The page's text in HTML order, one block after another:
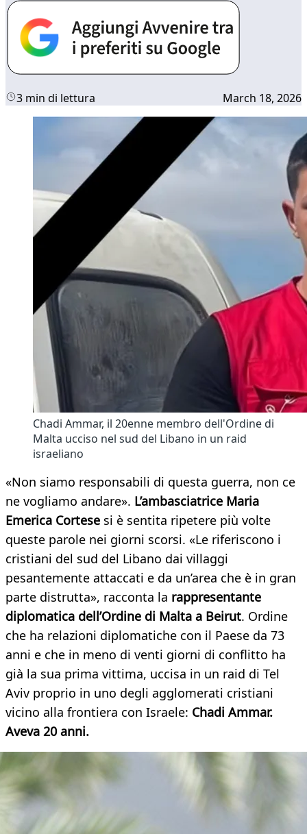
3 min di lettura March 18, 2026
Chadi Ammar, il 20enne membro dell'Ordine di
Malta ucciso nel sud del Libano in un raid
israeliano
«Non siamo responsabili di questa guerra, non ce
ne vogliamo andare». L’ambasciatrice Maria
Emerica Cortese si è sentita ripetere più volte
queste parole nei giorni scorsi. «Le riferiscono i
cristiani del sud del Libano dai villaggi
pesantemente attaccati e da un’area che è in gran
parte distrutta», racconta la rappresentante
diplomatica dell’Ordine di Malta a Beirut. Ordine
che ha relazioni diplomatiche con il Paese da 73
anni e che in meno di venti giorni di conflitto ha
già la sua prima vittima, uccisa in un raid di Tel
Aviv proprio in uno degli agglomerati cristiani
vicino alla frontiera con Israele: Chadi Ammar.
Aveva 20 anni.